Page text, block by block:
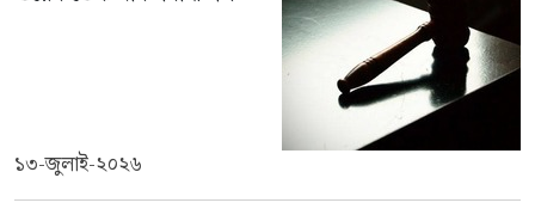
১৩-জুলাই-২০২৬